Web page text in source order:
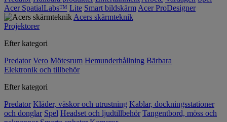
Acer SpatialLabs™ Lite Smart bildskärm Acer ProDesigner
Acers skärmteknik
Projektorer
Efter kategori
Predator Vero Mötesrum Hemunderhållning Bärbara
Elektronik och tillbehör
Efter kategori
Predator Kläder, väskor och utrustning Kablar, dockningsstationer
och donglar Spel Headset och ljudtillbehör Tangentbord, möss och